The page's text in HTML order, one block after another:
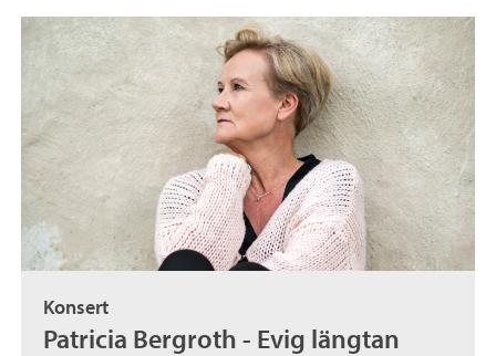
Konsert
Patricia Bergroth - Evig längtan